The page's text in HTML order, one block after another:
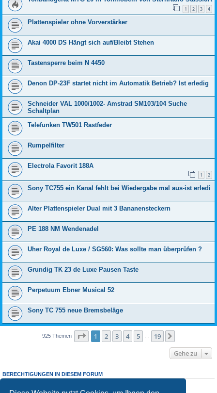
1 2 3 4
Plattenspieler ohne Vorverstärker
Akai 4000 DS Hängt sich auf/Bleibt Stehen
Tastensperre beim N 4450
Denon DP-23F startet nicht im Automatik Betrieb? Ist erledig
Schneider VAL 1000/1002- Amstrad SM103/104 Suche
Schaltplan
Telefunken TW501 Rastfeder
Rumpelfilter
Electrola Favorit 188A
1 2
Sony TC755 ein Kanal fehlt bei Wiedergabe mal aus-ist erledi
Alter Plattenspieler Dual mit 3 Bananensteckern
PE 188 NM Wendenadel
Uher Royal de Luxe / SG560: Was sollte man überprüfen ?
Grundig TK 23 de Luxe Pausen Taste
Perpetuum Ebner Musical 52
Sony TC 755 neue Bremsbeläge
925 Themen Seite 1von 19
1 2 3 4 5 … 19
Gehe zu
BERECHTIGUNGEN IN DIESEM FORUM
SiedürfenAntworten zu Themen in diesem Forum erstellen.